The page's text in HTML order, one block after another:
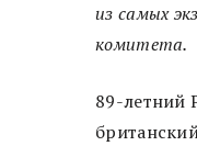
из самых
комитета.
89-летний